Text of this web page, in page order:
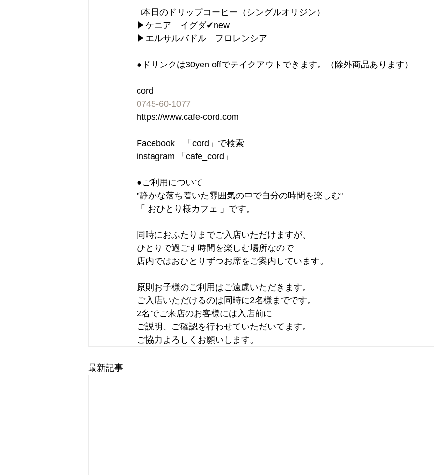
□本日のドリップコーヒー（シングルオリジン）
▶︎ケニア　イグダ✔︎new
▶︎エルサルバドル　フロレンシア
●ドリンクは30yen offでテイクアウトできます。（除外商品あります）
cord
0745-60-1077
https://www.cafe-cord.com
Facebook　「cord」で検索
instagram 「cafe_cord」
●ご利用について
”静かな落ち着いた雰囲気の中で自分の時間を楽しむ"
「 おひとり様カフェ 」です。
同時におふたりまでご入店いただけますが、
ひとりで過ごす時間を楽しむ場所なので
店内ではおひとりずつお席をご案内しています。
原則お子様のご利用はご遠慮いただきます。
ご入店いただけるのは同時に2名様までです。
2名でご来店のお客様には入店前に
ご説明、ご確認を行わせていただいてます。
ご協力よろしくお願いします。
最新記事